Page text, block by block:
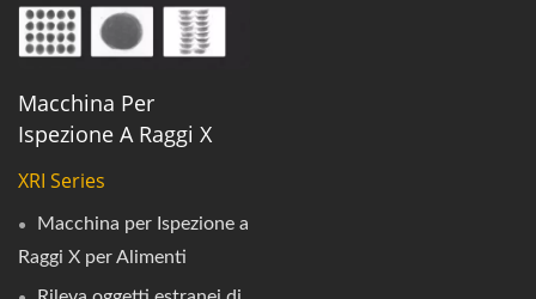
Macchina Per
Ispezione A Raggi X
XRI Series
Macchina per Ispezione a
Raggi X per Alimenti